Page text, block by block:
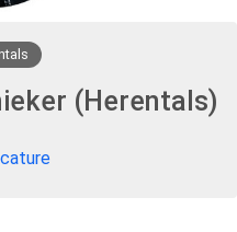
(Herentals)